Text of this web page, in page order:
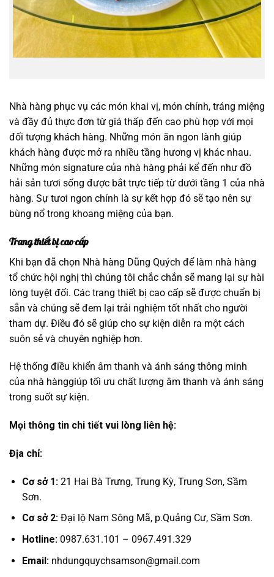
Nhà hàng phục vụ các món khai vị, món chính, tráng miệng
và đầy đủ thực đơn từ giá thấp đến cao phù hợp với mọi
đối tượng khách hàng. Những món ăn ngon lành giúp
khách hàng được mở ra nhiều tầng hương vị khác nhau.
Những món signature của nhà hàng phải kể đến như đồ
hải sản tươi sống được bắt trực tiếp từ dưới tầng 1 của nhà
hàng. Sự tươi ngon chính là sự kết hợp đó sẽ tạo nên sự
bùng nổ trong khoang miệng của bạn.
Trang thiết bị cao cấp
Khi bạn đã chọn Nhà hàng Dũng Quých để làm nhà hàng
tổ chức hội nghị thì chúng tôi chắc chắn sẽ mang lại sự hài
lòng tuyệt đối. Các trang thiết bị cao cấp sẽ được chuẩn bị
sẵn và chúng sẽ đem lại trải nghiệm tốt nhất cho người
tham dự. Điều đó sẽ giúp cho sự kiện diễn ra một cách
suôn sẻ và chuyên nghiệp hơn.
Hệ thống điều khiển âm thanh và ánh sáng thông minh
của nhà hànggiúp tối ưu chất lượng âm thanh và ánh sáng
trong suốt sự kiện.
Mọi thông tin chi tiết vui lòng liên hệ:
Địa chỉ:
Cơ sở 1:21 Hai Bà Trưng, Trung Kỳ, Trung Sơn, Sầm
Sơn.
Cơ sở 2:Đại lộ Nam Sông Mã, p.Quảng Cư, Sầm Sơn.
Hotline: 0987.631.101 – 0967.491.329
Email:nhdungquychsamson@gmail.com